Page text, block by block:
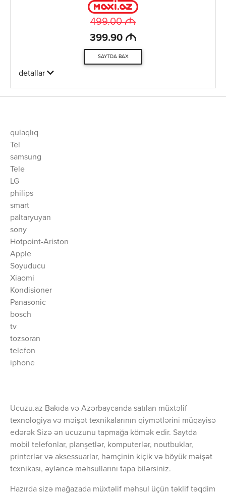
499.00M
399.90 M
SAYTDA BAX
detallar
qulaqlıq
Tel
samsung
Tele
LG
philips
smart
paltaryuyan
sony
Hotpoint-Ariston
Apple
Soyuducu
Xiaomi
Kondisioner
Panasonic
bosch
tv
tozsoran
telefon
iphone
Ucuzu.az Bakıda və Azərbaycanda satılan müxtəlif
texnologiya və məişət texnikalarının qiymətlərini müqayisə
edərək Sizə ən ucuzunu tapmağa kömək edir. Saytda
mobil telefonlar, planşetlər, komputerlər, noutbuklar,
printerlər və aksessuarlar, həmçinin kiçik və böyük məişət
texnikası, əyləncə məhsullarını tapa bilərsiniz.
Hazırda sizə mağazada müxtəlif məhsul üçün təklif təqdim